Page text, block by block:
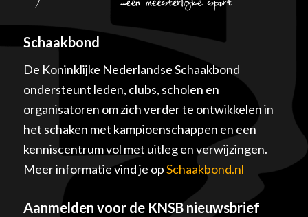
Schaakbond
De Koninklijke Nederlandse Schaakbond
ondersteunt leden, clubs, scholen en
organisatoren om zich verder te ontwikkelen in
het schaken met kampioenschappen en een
kenniscentrum vol met uitleg en verwijzingen.
Meer informatie vind je opSchaakbond.nl
Aanmelden voor de KNSB nieuwsbrief